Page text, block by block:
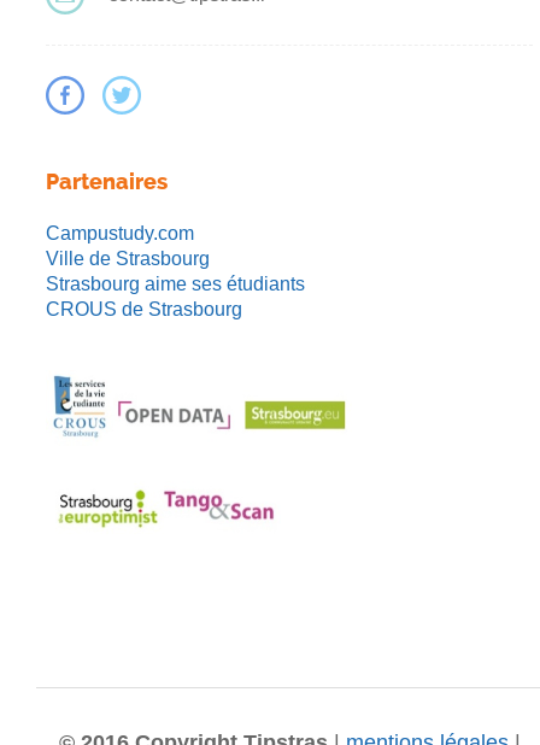
Partenaires
Campustudy.com
Ville de Strasbourg
Strasbourg aime ses étudiants
CROUS de Strasbourg